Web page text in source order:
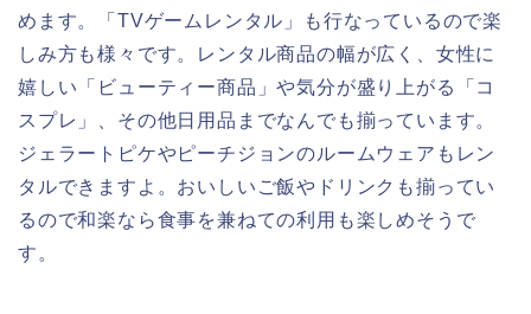
めます。「TVゲームレンタル」も行なっているので楽
しみ方も様々です。レンタル商品の幅が広く、女性に
嬉しい「ビューティー商品」や気分が盛り上がる「コ
スプレ」、その他日用品までなんでも揃っています。
ジェラートピケやピーチジョンのルームウェアもレン
タルできますよ。おいしいご飯やドリンクも揃ってい
るので和楽なら食事を兼ねての利用も楽しめそうで
す。